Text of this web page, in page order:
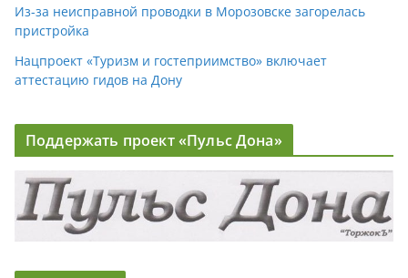
Из-за неисправной проводки в Морозовске загорелась
пристройка
Нацпроект «Туризм и гостеприимство» включает
аттестацию гидов на Дону
Поддержать проект «Пульс Дона»